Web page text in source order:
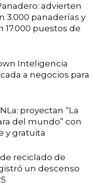
advierten
3.000 panaderías y
17.000 puestos de
Inteligencia
a negocios para
proyectan “La
del mundo” con
y gratuita
reciclado de
un descenso